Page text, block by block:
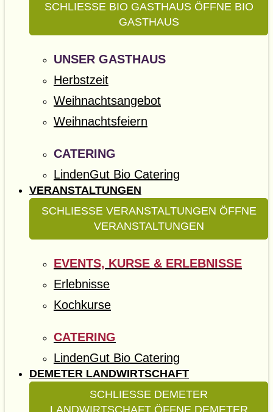
SCHLIESSE BIO GASTHAUS
ÖFFNE BIO
GASTHAUS
UNSER GASTHAUS
Herbstzeit
Weihnachtsangebot
Weihnachtsfeiern
CATERING
LindenGut Bio Catering
VERANSTALTUNGEN
SCHLIESSE VERANSTALTUNGEN
ÖFFNE
VERANSTALTUNGEN
EVENTS, KURSE & ERLEBNISSE
Erlebnisse
Kochkurse
CATERING
LindenGut Bio Catering
DEMETER LANDWIRTSCHAFT
SCHLIESSE DEMETER
LANDWIRTSCHAFT
ÖFFNE DEMETER